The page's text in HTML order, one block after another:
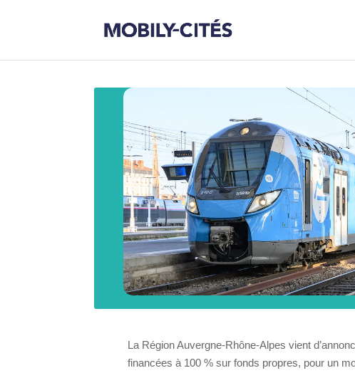
La Région Auvergne-Rhône-Alpes vient
financées à 100 % sur fonds propres, pour un